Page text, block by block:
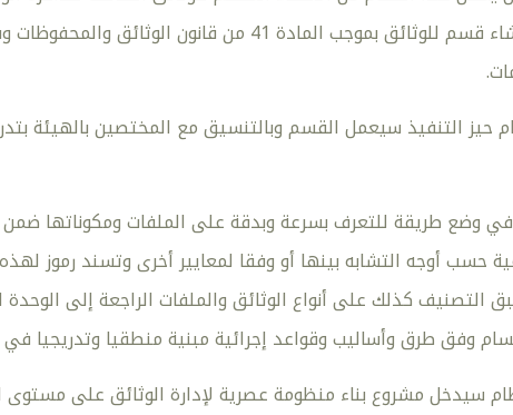
الهيئة العامة بإنشاء قسم للوثائق بموجب
حيز التنفيذ سيعمل القسم وبالتنسيق مع المختصين بالهيئة
وضع طريقة للتعرف بسرعة وبدقة على الملفات ومكوناتها
حسب أوجه التشابه بينها أو وفقا لمعايير أخرى وتسند رموز
التصنيف كذلك على أنواع الوثائق والملفات الراجعة إلى
وفق طرق وأساليب وقواعد إجرائية مبنية منطقيا وتدريجيا
سيدخل مشروع بناء منظومة عصرية لإدارة الوثائق على مستوى